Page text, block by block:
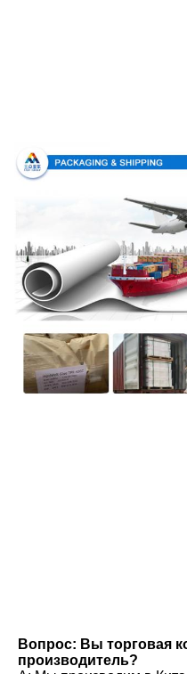
Вопрос: Вы торговая
производитель?